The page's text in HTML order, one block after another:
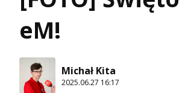
eM!
Michał Kita
2025.06.27 16:17